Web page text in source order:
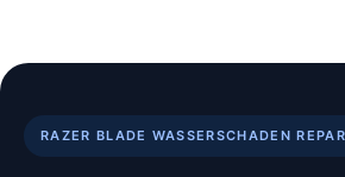
content
RAZER BLADE WASSERSCHADEN